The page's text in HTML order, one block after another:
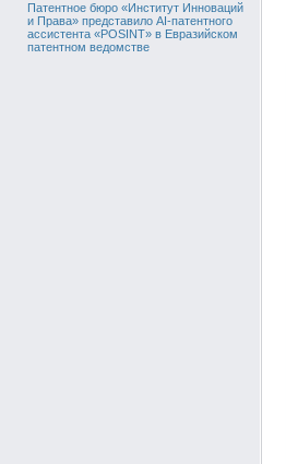
Патентное бюро «Институт Инноваций
и Права» представило AI-патентного
ассистента «POSINT» в Евразийском
патентном ведомстве